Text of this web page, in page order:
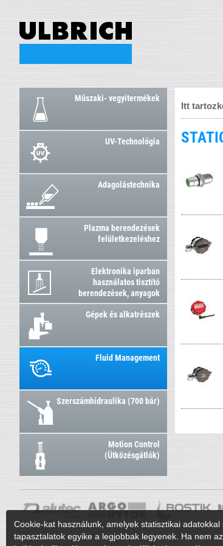
Műszaki- vegyitermékek
UV-Technológia
Adagolástechnika
Plazma berendezések
felületkezeléshez
Elektronika iparban
használatos tisztító
berendezések, anyagok
Gépek és alkatrészek
Fluid Management
Szerszámhidraulika (700 bár)
Motion Control
(Ütközésgátlók)
Itt
Cookie-kat használunk, amelyek statisztikai
tapasztalatok egyike a legjobbak legyenek. Ha nem